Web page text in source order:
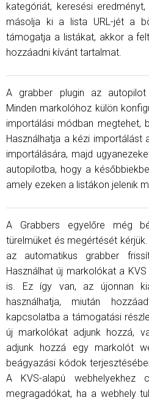
kategóriát, keresési
másolja ki a lista URL-jét a
támogatja a listákat, akkor a
hozzáadni kívánt tartalmat.
A grabber plugin az autopilot
Minden markolóhoz külön
importálási módban megtehet,
Használhatja a kézi importálást
importálására, majd
autopilotba, hogy a
amely ezeken a listákon jelenik
A Grabbers egyelőre még
türelmüket és megértését
az automatikus grabber
Használhat új markolókat a
is. Ez így van, az újonnan
használhatja, miután
kapcsolatba a támogatási
új markolókat adjunk hozzá,
adjunk hozzá egy markolót
beágyazási kódok
A KVS-alapú
megragadókat, ha a webhely